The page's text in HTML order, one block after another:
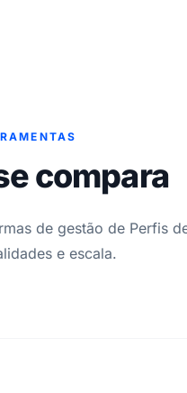
compara
de gestão de Perfis
e escala.